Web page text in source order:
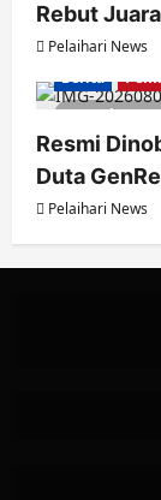
Rebut
Pelaihari News
3 minutes
Berita
Resmi
Duta
Pelaihari News